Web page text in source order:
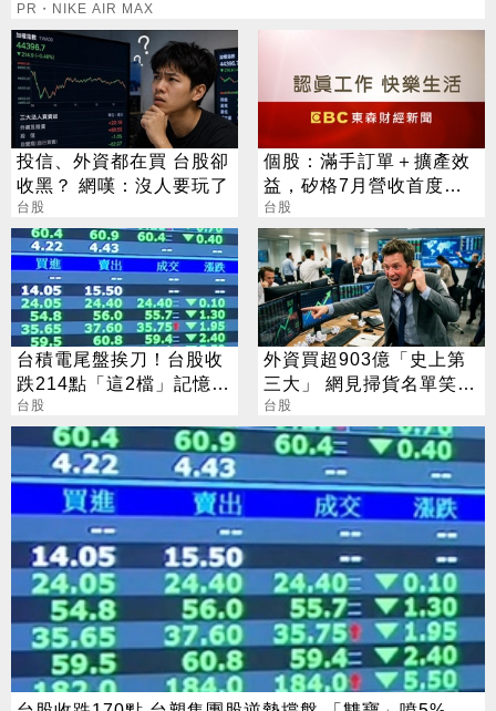
PR・NIKE AIR MAX
投信、外資都在買 台股卻
收黑？ 網嘆：沒人要玩了
台股
個股：滿手訂單＋擴產效
益，矽格7月營收首度站
上20億元創高，後續會更
好
台股
台積電尾盤挨刀！台股收
跌214點「這2檔」記憶體
逆勢收漲停
台股
外資買超903億「史上第
三大」 網見掃貨名單笑：
不懂在幹嘛
台股